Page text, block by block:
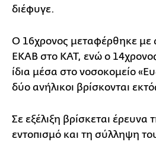
διέφυγε.
Ο 16χρονος μεταφέρθηκε με
ΕΚΑΒ στο ΚΑΤ, ενώ ο
ίδια μέσα στο νοσοκομείο
δύο ανήλικοι βρίσκονται
Σε εξέλιξη βρίσκεται έρευνα
εντοπισμό και τη σύλληψη